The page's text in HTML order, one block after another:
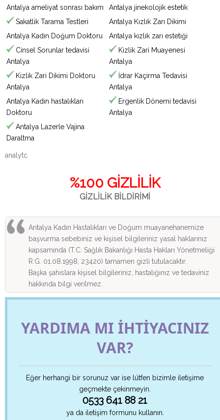
Antalya ameliyat sonrası bakım
Antalya jinekolojik estetik
Sakatlik Tarama Testleri
Antalya Kızlık Zarı Dikimi
Antalya Kadın Doğum Doktoru
Antalya kızlık zarı estetiği
Cinsel Sorunlar tedavisi
Antalya
Kizlik Zari Muayenesi
Antalya
Kizlik Zari Dikimi Doktoru
Antalya
İdrar Kaçirma Tedavisi
Antalya
Antalya Kadın hastalıkları
Doktoru
Ergenlik Dönemi tedavisi
Antalya
Antalya Lazerle Vajina
Daraltma
analytc
%100 GİZLİLİK
GİZLİLİK BİLDİRİMİ
Antalya Kadın Hastalıkları ve Doğum muayanehanemize
başvurma sebebiniz ve kişisel bilgileriniz yasal haklarınız
kapsamında (T.C. Sağlık Bakanlığı Hasta Hakları Yönetmeliği
R.G. 01.08.1998, 23420) tamamen gizli tutulacaktır.
Başka şahıslara kişisel bilgileriniz, hastalığınız ve tedaviniz
hakkında bilgi verilmez.
YARDIMA MI İHTİYACINIZ
VAR?
Eğer herhangi bir sorunuz var ise lütfen bizimle iletişime
geçmekte çekinmeyin.
0533 641 88 21
ya da iletişim formunu kullanın.